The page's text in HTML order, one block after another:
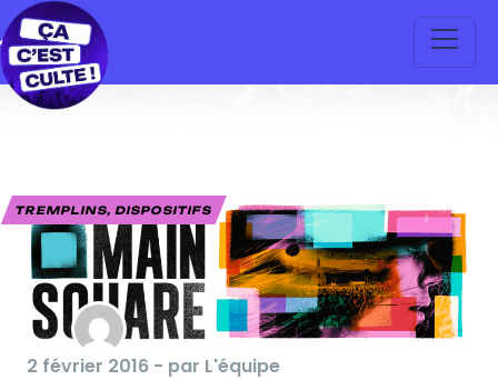
TREMPLINS, DISPOSITIFS
2 février 2016 - par L'équipe